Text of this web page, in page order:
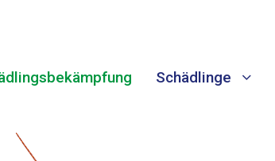
Schädlinge